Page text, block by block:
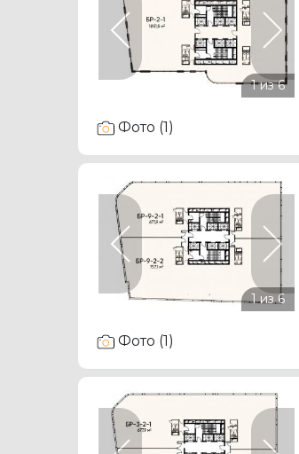
Previous Next
Фото (1)
Previous Next
Фото (1)